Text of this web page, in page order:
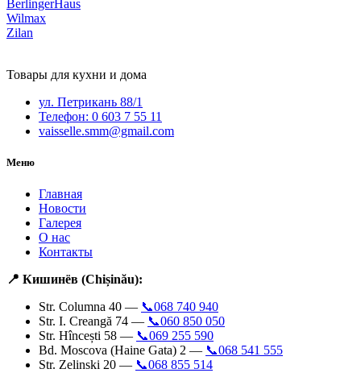
BerlingerHaus
Wilmax
Zilan
Товары для кухни и дома
ул. Петрикань 88/1
Телефон: 0 603 7 55 11
vaisselle.smm@gmail.com
Меню
Главная
Новости
Галерея
О нас
Контакты
📍 Кишинёв (Chișinău):
Str. Columna 40 — 📞068 740 940
Str. I. Creangă 74 — 📞060 850 050
Str. Hîncești 58 — 📞069 255 590
Bd. Moscova (Haine Gata) 2 — 📞068 541 555
Str. Zelinski 20 — 📞068 855 514